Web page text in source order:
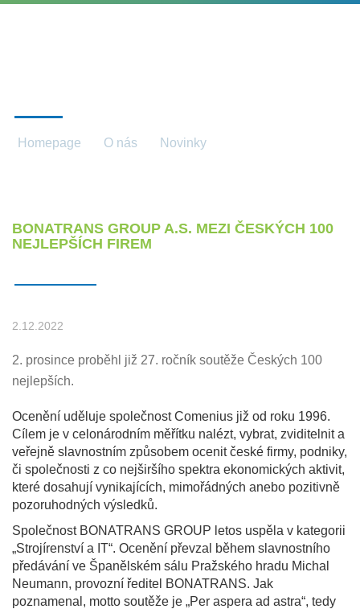
Homepage O nás Novinky
BONATRANS GROUP A.S. MEZI ČESKÝCH 100
NEJLEPŠÍCH FIREM
2.12.2022
2. prosince proběhl již 27. ročník soutěže Českých 100
nejlepších.
Ocenění uděluje společnost Comenius již od roku 1996.
Cílem je v celonárodním měřítku nalézt, vybrat, zviditelnit a
veřejně slavnostním způsobem ocenit české firmy, podniky,
či společnosti z co nejširšího spektra ekonomických aktivit,
které dosahují vynikajících, mimořádných anebo pozitivně
pozoruhodných výsledků.
Společnost BONATRANS GROUP letos uspěla v kategorii
„Strojírenství a IT“. Ocenění převzal během slavnostního
předávání ve Španělském sálu Pražského hradu Michal
Neumann, provozní ředitel BONATRANS. Jak
poznamenal, motto soutěže je „Per aspera ad astra“, tedy